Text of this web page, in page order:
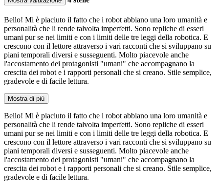
Bello! Mi è piaciuto il fatto che i robot abbiano una loro umanità e
personalità che li rende talvolta imperfetti. Sono repliche di esseri
umani pur se nei limiti e con i limiti delle tre leggi della robotica. E
crescono con il lettore attraverso i vari racconti che si sviluppano su
piani temporali diversi e susseguenti. Molto piacevole anche
l'accostamento dei protagonisti "umani" che accompagnano la
crescita dei robot e i rapporti personali che si creano. Stile semplice,
gradevole e di facile lettura.
Mostra di più
Bello! Mi è piaciuto il fatto che i robot abbiano una loro umanità e
personalità che li rende talvolta imperfetti. Sono repliche di esseri
umani pur se nei limiti e con i limiti delle tre leggi della robotica. E
crescono con il lettore attraverso i vari racconti che si sviluppano su
piani temporali diversi e susseguenti. Molto piacevole anche
l'accostamento dei protagonisti "umani" che accompagnano la
crescita dei robot e i rapporti personali che si creano. Stile semplice,
gradevole e di facile lettura.